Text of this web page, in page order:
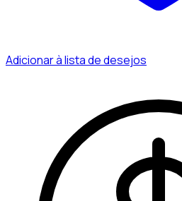
Adicionar à lista de desejos